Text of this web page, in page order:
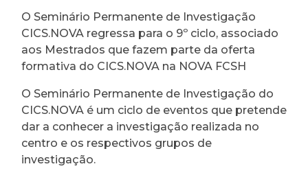
O Seminário Permanente de Investigação
CICS.NOVA regressa para o 9º ciclo, associado
aos Mestrados que fazem parte da oferta
formativa do CICS.NOVA na NOVA FCSH
O Seminário Permanente de Investigação do
CICS.NOVA é um ciclo de eventos que pretende
dar a conhecer a investigação realizada no
centro e os respectivos grupos de
investigação.